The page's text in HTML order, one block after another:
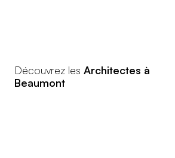
Découvrez les Architectes à
Beaumont